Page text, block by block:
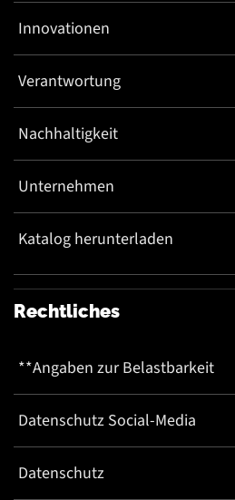
Innovationen
Verantwortung
Nachhaltigkeit
Unternehmen
Katalog herunterladen
Rechtliches
**Angaben zur Belastbarkeit
Datenschutz Social-Media
Datenschutz